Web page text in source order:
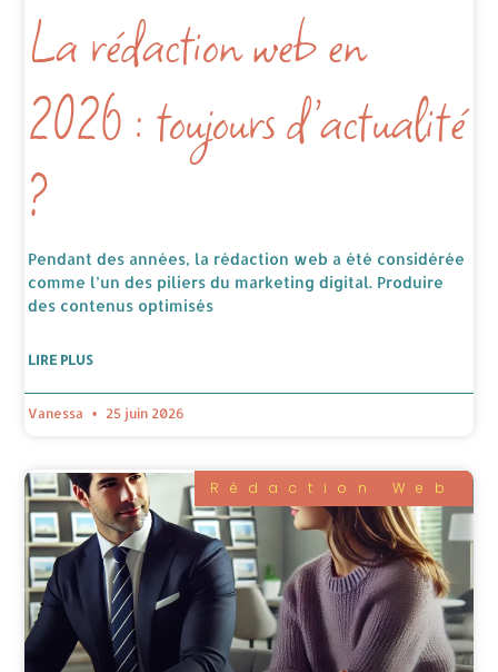
La rédaction web en
2026 : toujours d’actualité
?
Pendant des années, la rédaction web a été considérée
comme l’un des piliers du marketing digital. Produire
des contenus optimisés
LIRE PLUS
Vanessa 25 juin 2026
Rédaction Web